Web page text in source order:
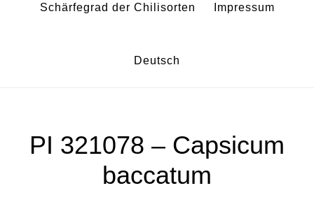
Schärfegrad der Chilisorten Impressum
Deutsch
PI 321078 – Capsicum
baccatum